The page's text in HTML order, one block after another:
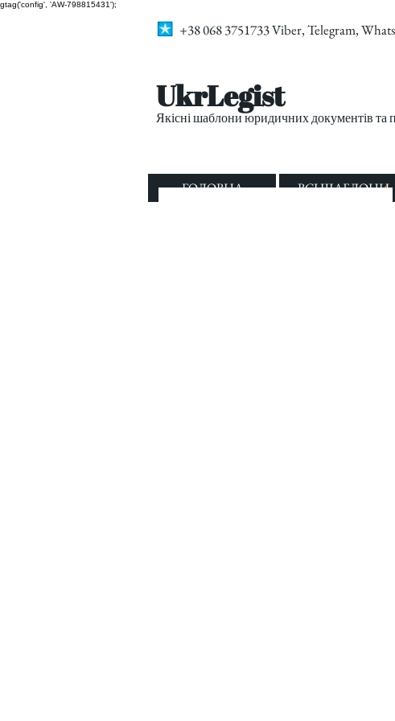
gtag('config', 'AW-798815431');
+38 068 3751733 Viber, Telegram,
UkrLegist
Якісні шаблони юридичних документів та
ГОЛОВНА ВСІ ШАБЛОНИ